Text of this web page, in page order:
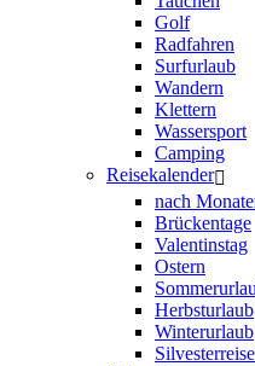
Golf
Radfahren
Surfurlaub
Wandern
Klettern
Wassersport
Camping
Reisekalender
nach
Brückentage
Valentinstag
Ostern
Herbsturlaub
Winterurlaub